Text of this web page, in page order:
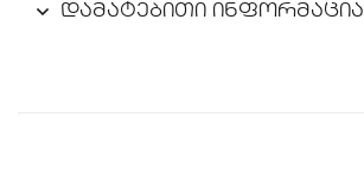
დამატებითი ინფორმაცია